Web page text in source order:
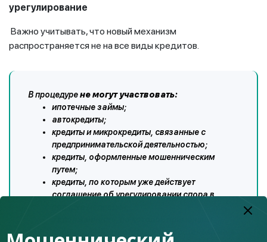
урегулирование
Важно учитывать, что новый механизм
распространяется не на все виды кредитов.
В процедурене могут участвовать:
ипотечные займы;
автокредиты;
кредиты и микрокредиты, связанные с
предпринимательской деятельностью;
кредиты, оформленные мошенническим
путем;
кредиты, по которым уже действует
соглашение об урегулировании спора в
процедуры банкротства или восстановления